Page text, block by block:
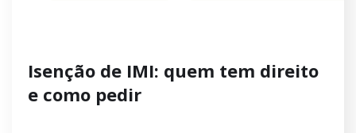
Isenção de IMI: quem tem direito
e como pedir